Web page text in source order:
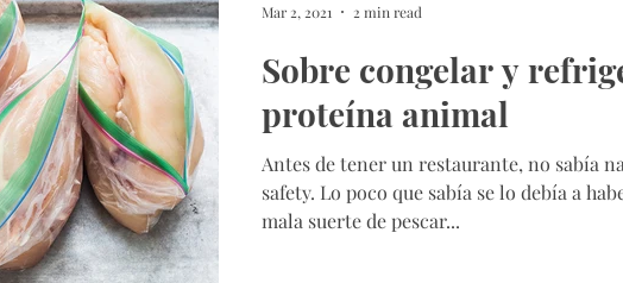
Sobre congelar y
proteína animal
Antes de tener un restaurante, no sabía
safety. Lo poco que sabía se lo debía a
mala suerte de pescar...
Mar 2, 2021 2 min read